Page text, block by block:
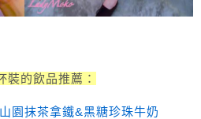
的飲品推薦：
園抹茶拿鐵&黑糖珍珠牛奶